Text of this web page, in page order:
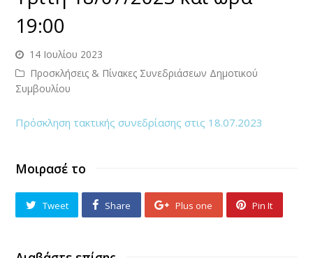
19:00
14 Ιουλίου 2023
Προσκλήσεις & Πίνακες Συνεδριάσεων Δημοτικού
Συμβουλίου
Πρόσκληση τακτικής συνεδρίασης στις 18.07.2023
Μοιρασέ το
Tweet Share Plus one Pin It